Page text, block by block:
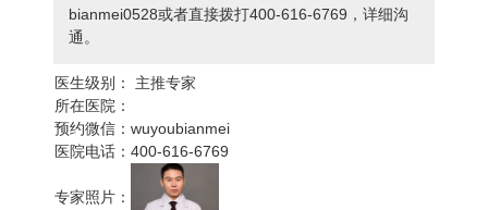
bianmei0528或者直接拨打400-616-6769，详细沟
通。
医生级别：
主推专家
所在医院：
预约微信：wuyoubianmei
医院电话：400-616-6769
专家照片：